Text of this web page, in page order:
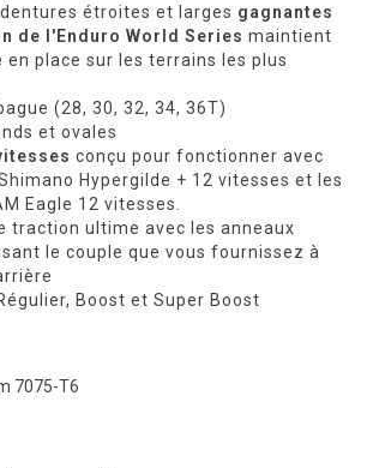
étroites et larges gagnantes
de l'Enduro World Series maintient
en place sur les terrains les plus
(28, 30, 32, 34, 36T)
et ovales
conçu pour fonctionner avec
Hypergilde + 12 vitesses et les
Eagle 12 vitesses.
traction ultime avec les anneaux
le couple que vous fournissez à
Boost et Super Boost
7075-T6